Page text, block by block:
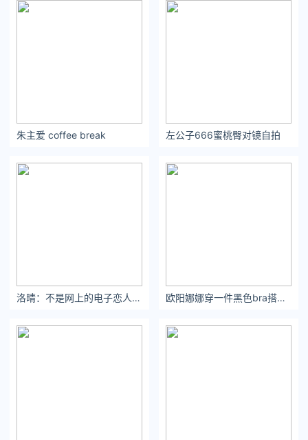
原文链接 https://www.yaopaiming.com/star/96410.html
朱主爱 coffee break 左公子666蜜桃臀对镜自拍
洛晴：不是网上的电子恋人，是远在异地的爱妻#ootd穿搭 欧阳娜娜穿一件黑色bra搭配黑色短裤及长靴